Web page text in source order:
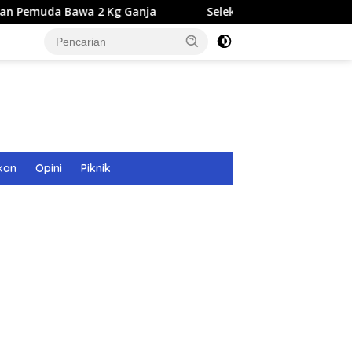
Kg Ganja Seleksi Calon Direksi BUMD Aceh Tamiang
Opini Piknik